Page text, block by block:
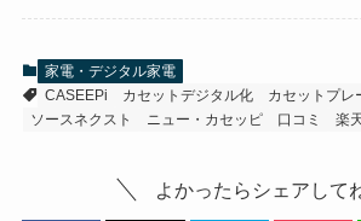
家電・デジタル家電
CASEEPi
カセットデジタル化
カセットプレ
ソースネクスト
ニュー・カセッピ 口コミ 楽
よかったらシェアして